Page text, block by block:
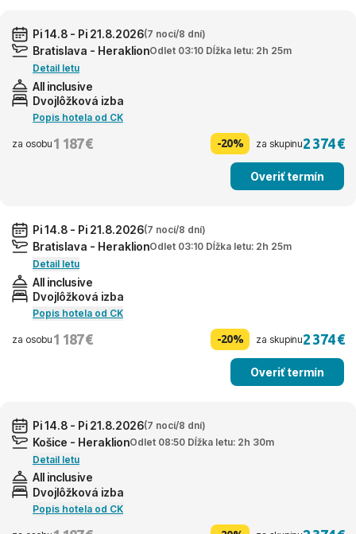
Pi 14.8 - Pi 21.8.2026(7 nocí/8 dní)
Bratislava - HeraklionOdlet 03:10 Dĺžka letu: 2h 25m
Detail letu
All inclusive
Dvojlôžková izba
Popis hotela od CK
za osobu 1 187 € -20% za skupinu2 374 €
Overiť termín
Pi 14.8 - Pi 21.8.2026(7 nocí/8 dní)
Bratislava - HeraklionOdlet 03:10 Dĺžka letu: 2h 25m
Detail letu
All inclusive
Dvojlôžková izba
Popis hotela od CK
za osobu 1 187 € -20% za skupinu2 374 €
Overiť termín
Pi 14.8 - Pi 21.8.2026(7 nocí/8 dní)
Košice - HeraklionOdlet 08:50 Dĺžka letu: 2h 30m
Detail letu
All inclusive
Dvojlôžková izba
Popis hotela od CK